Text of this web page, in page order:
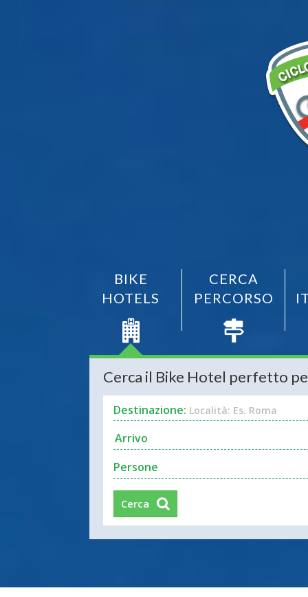
BIKE
HOTELS
CERCA
PERCORSO
Cerca il Bike Hotel perfetto
Destinazione: Località: Es. Roma
Persone
Cerca